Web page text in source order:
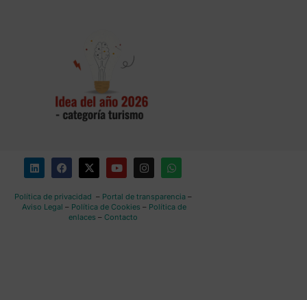
Política de privacidad – Portal de transparencia–
Aviso Legal – Política de Cookies – Política de
enlaces – Contacto